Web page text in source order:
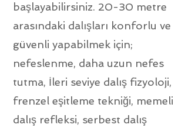
başlayabilirsiniz. 20-30 metre
arasındaki dalışları konforlu ve
güvenli yapabilmek için;
nefeslenme, daha uzun nefes
tutma, İleri seviye dalış fizyoloji,
frenzel eşitleme tekniği, memeli
dalış refleksi, serbest dalış